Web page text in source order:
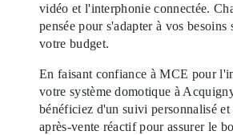
vidéo et l'interphonie connectée.
pensée pour s'adapter à vos besoins
votre budget.
En faisant confiance à MCE pour
votre système domotique à
bénéficiez d'un suivi personnalisé
après-vente réactif pour assurer le